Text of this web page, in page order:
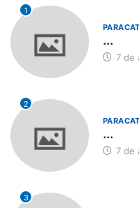
1
...
7 de
2
...
7 de
3